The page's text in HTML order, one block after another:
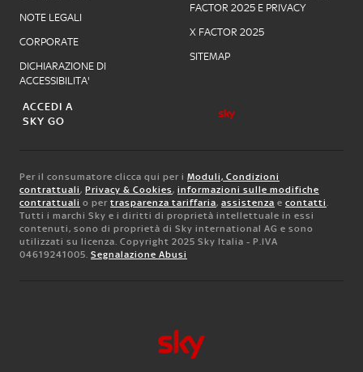
NOTE LEGALI
CORPORATE
DICHIARAZIONE DI
ACCESSIBILITA'
FACTOR 2025 E PRIVACY
X FACTOR 2025
SITEMAP
ACCEDI A
SKY GO
Per il consumatore clicca qui per i Moduli, Condizioni
contrattuali, Privacy & Cookies, informazioni sulle modifiche
contrattuali o per trasparenza tariffaria, assistenza e contatti.
Tutti i marchi Sky e i diritti di proprietà intellettuale in essi
contenuti, sono di proprietà di Sky international AG e sono
utilizzati su licenza. Copyright 2025 Sky Italia - P.IVA
04619241005. Segnalazione Abusi